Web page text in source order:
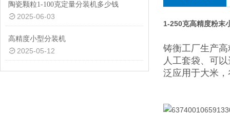
陶瓷颗粒1-100克定量分装机多少钱
2025-06-03
高精度小型分装机
2025-05-12
1-250克高精度粉末
铸衡工厂生产
人工套袋、可
泛应用于大米